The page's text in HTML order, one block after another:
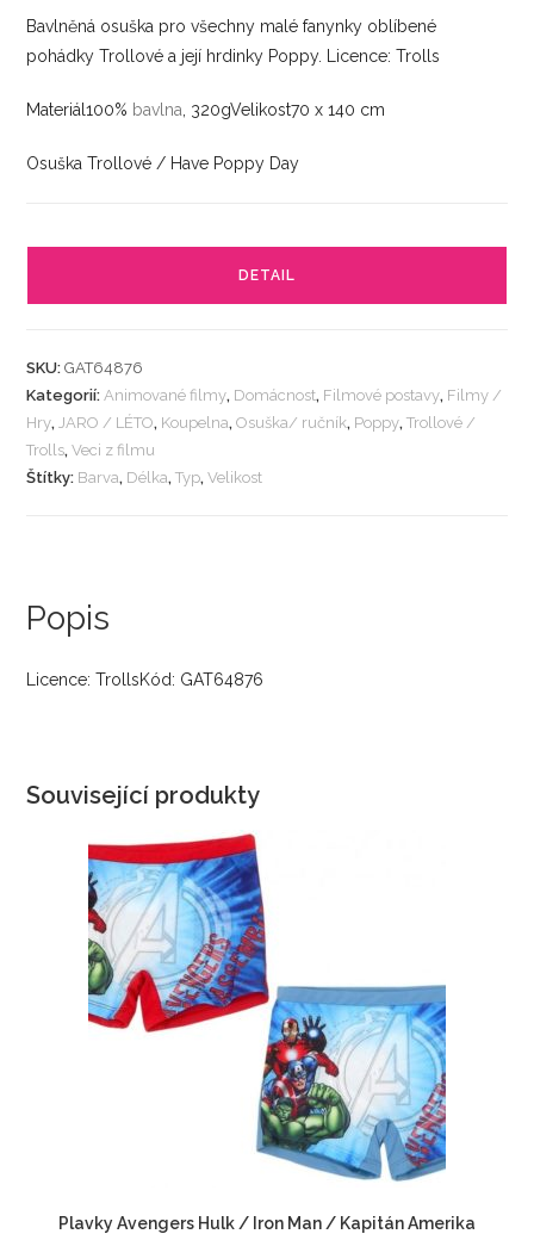
Bavlněná osuška pro všechny malé fanynky oblíbené
pohádky Trollové a její hrdinky Poppy. Licence: Trolls
Materiál100% bavlna , 320gVelikost70 x 140 cm
Osuška Trollové / Have Poppy Day
DETAIL
SKU:GAT64876
Kategorií:Animované filmy, Domácnost, Filmové postavy, Filmy /
Hry,JARO / LÉTO, Koupelna,Osuška/ ručník, Poppy,Trollové /
Trolls,Veci z filmu
Štítky: Barva, Délka,Typ,Velikost
Popis
Licence: TrollsKód: GAT64876
Související produkty
Plavky Avengers Hulk / Iron Man / Kapitán Amerika